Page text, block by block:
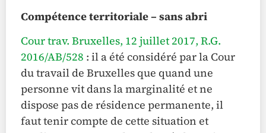
Compétence territoriale – sans abri
Cour trav. Bruxelles, 12 juillet 2017, R.G.
2016/AB/528 : il a été considéré par la Cour
du travail de Bruxelles que quand une
personne vit dans la marginalité et ne
dispose pas de résidence permanente, il
faut tenir compte de cette situation et